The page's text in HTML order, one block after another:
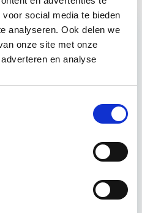
social media te bieden
analyseren. Ook delen we
onze site met onze
en analyse
dit artikel
en het
Het eigen maken van
het…
Lees verder